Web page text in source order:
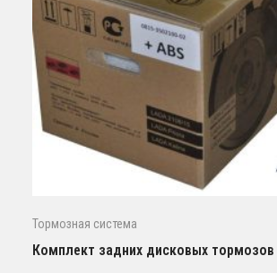
Тормозная система
Комплект задних дисковых тормозов